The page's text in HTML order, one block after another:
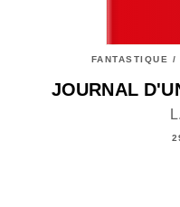
FANTASTIQUE /
JOURNAL